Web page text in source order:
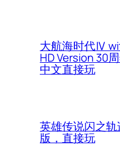
大航海时代Ⅳ
HD Version 30
中文直接玩
英雄传说闪之
版，直接玩